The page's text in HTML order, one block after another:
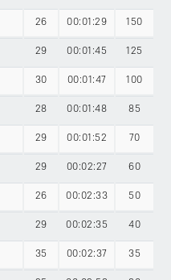
26 00:01:29 150
29 00:01:45 125
30 00:01:47 100
28 00:01:48 85
29 00:01:52 70
29 00:02:27 60
26 00:02:33 50
29 00:02:35 40
35 00:02:37 35